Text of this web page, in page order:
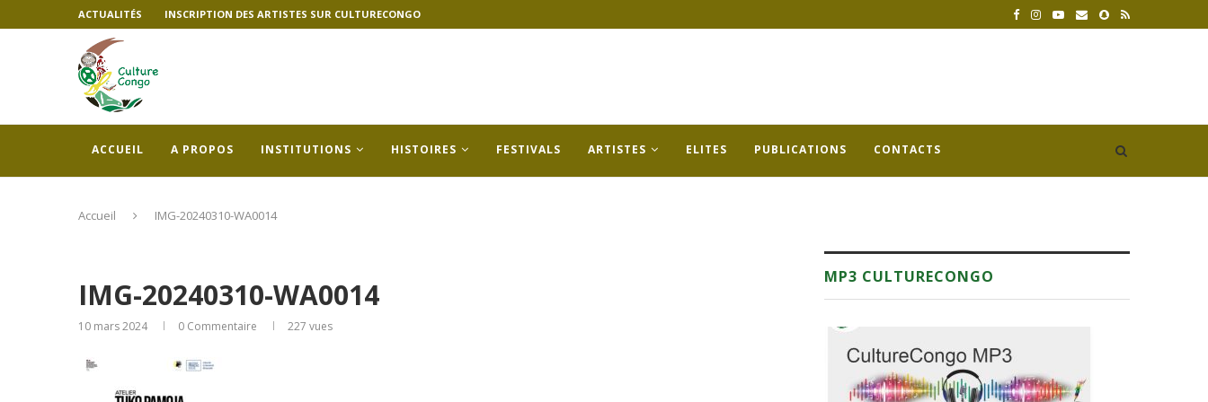
ACTUALITÉS INSCRIPTION DES ARTISTES SUR CULTURECONGO
ACCUEIL A PROPOS INSTITUTIONS HISTOIRES FESTIVALS ARTISTES ELITES PUBLICATIONS CONTACTS
Accueil IMG-20240310-WA0014
IMG-20240310-WA0014
10 mars 2024 0 Commentaire 227 vues
MP3 CULTURECONGO